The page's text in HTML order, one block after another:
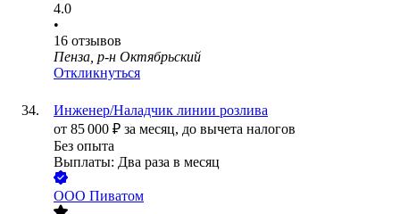
4.0
•
16 отзывов
Пенза, р-н Октябрьский
Откликнуться
Инженер/Наладчик линии розлива
от 85 000 ₽ за месяц, до вычета налогов
Без опыта
Выплаты: Два раза в месяц
ООО Пиватом